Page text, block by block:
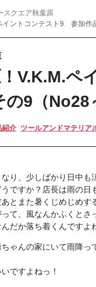
スクエア秋葉原
イントコンテスト9 参加作
V.K.M.
9（No28
紹介 ツールアンドマテリア
り、少しばかり日中も
ですか？店長は雨の日
とまた暑くじめじめす
て、風なんかふくと
だか落ち着くんですよ
ゃんの家にいて雨降
ですよねっ！